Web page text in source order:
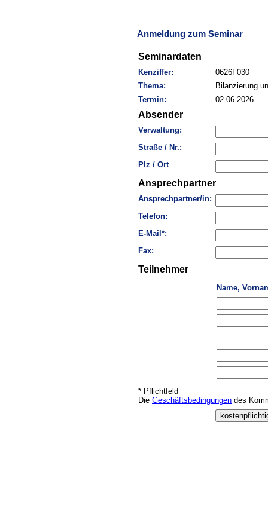
Anmeldung zum Seminar
Seminardaten
Kenziffer:
0626F030
Thema:
Bilanzierung
Termin:
02.06.2026
Absender
Verwaltung:
Straße / Nr.:
Plz / Ort
Ansprechpartner
Ansprechpartner/in:
Telefon:
E-Mail*:
Fax:
Teilnehmer
Name,
* Pflichtfeld
Die Geschäftsbedingungen des